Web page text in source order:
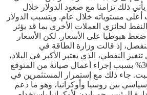
ذلك تزامنا مع صعود الدولار خلال
أعلى مستوياته خلال عام. ويتسبب الدولار
لحائزي العملات الأخرى بما قد يؤثر
هبوطيا على الأسعار. لكن الأسعار
إذ قالت وزارة الطاقة في
النفطي، الذي يعتبر الأكبر في البلاد،
تراجع بنسبة بين 28% و30% بسبب إجراء أعمال صيانة من المتوقع
جاء ذلك مع إستمرار المستثمرين في
بين روسيا وأوكرانيا، وهو ما دعم